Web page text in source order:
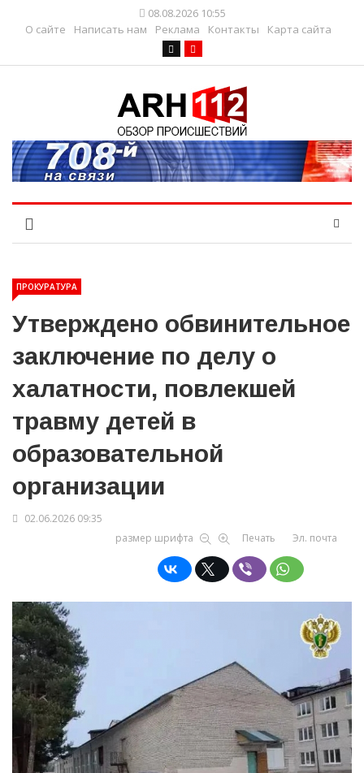
08.08.2026 10:55
О сайте
Написать нам Реклама Контакты Карта сайта
ПРОКУРАТУРА
Утверждено обвинительное
заключение по делу о
халатности, повлекшей
травму детей в
образовательной
организации
02.06.2026 09:35
размер шрифта
Печать Эл. почта